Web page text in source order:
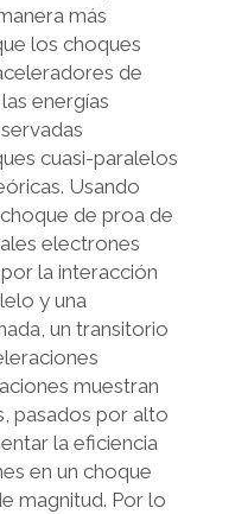
más
los choques
de
energías
cuasi-paralelos
Usando
de proa de
electrones
la interacción
y una
un transitorio
muestran
pasados ​​por alto
la eficiencia
en un choque
magnitud. Por lo